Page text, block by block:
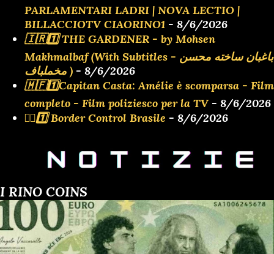
PARLAMENTARI LADRI | NOVA LECTIO |
BILLACCIOTV CIAORINO1 - 8/6/2026
🇮🇷1️⃣ THE GARDENER - by Mohsen
Makhmalbaf (With Subtitles - باغبان ساخته محسن
مخملباف )
- 8/6/2026
🇲🇫1️⃣Capitan Casta: Amélie è scomparsa - Film
completo - Film poliziesco per la TV- 8/6/2026
👮‍♂️1️⃣ Border Control Brasile - 8/6/2026
I RINO COINS